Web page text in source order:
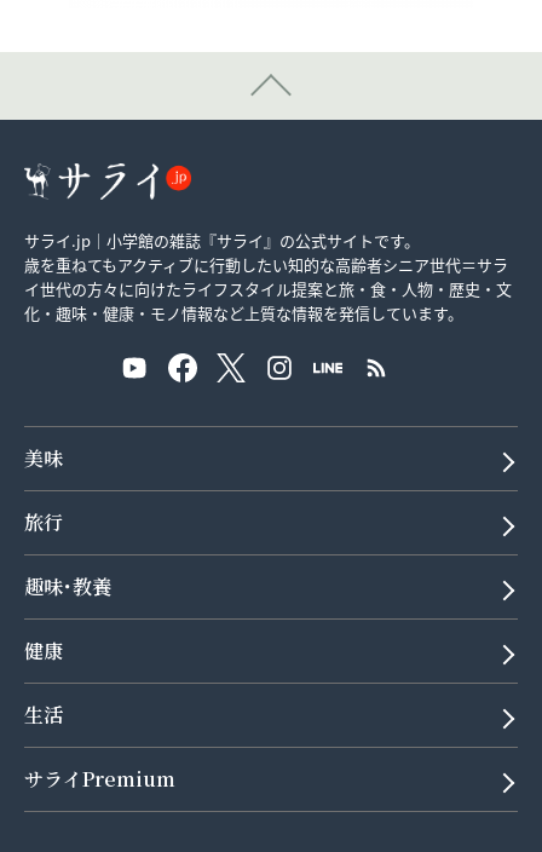
サライ.jp｜小学館の雑誌『サライ』の公式サイトです。
歳を重ねてもアクティブに行動したい知的な高齢者シニア世代＝サラ
イ世代の方々に向けたライフスタイル提案と旅・食・人物・歴史・文
化・趣味・健康・モノ情報など上質な情報を発信しています。
美味
旅行
趣味･教養
健康
生活
サライPremium